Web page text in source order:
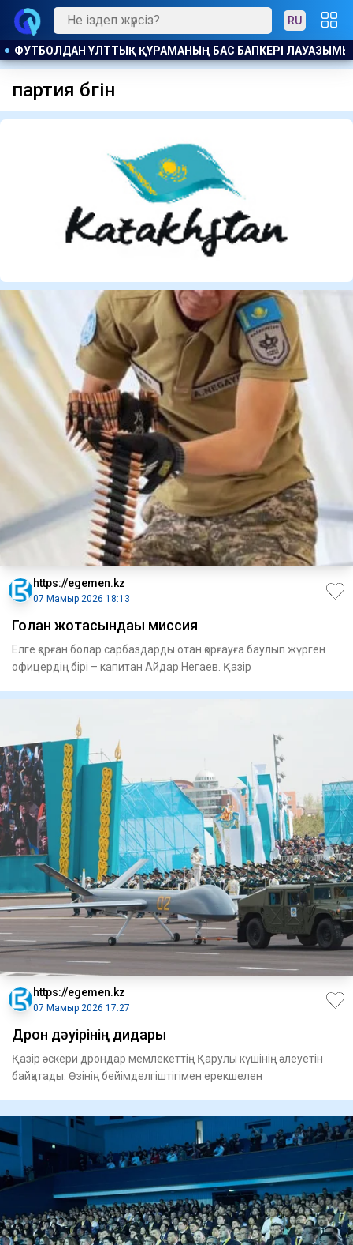
RU
КАНДИДАТ БЕЛГІЛІ БОЛДЫ АҚ ЖОЛ ПАРТИЯСЫ ӨНЕР
партия бүгін
https://egemen.kz
07 Мамыр 2026 18:13
Голан жотасындағы миссия
Елге қорған болар сарбаздарды отан қорғауға баулып жүрген
офицердің бірі – капитан Айдар Негаев. Қазір
https://egemen.kz
07 Мамыр 2026 17:27
Дрон дәуірінің дидары
Қазір әскери дрондар мемлекеттің Қарулы күшінің әлеуетін
байқатады. Өзінің бейімделгіштігімен ерекшелен